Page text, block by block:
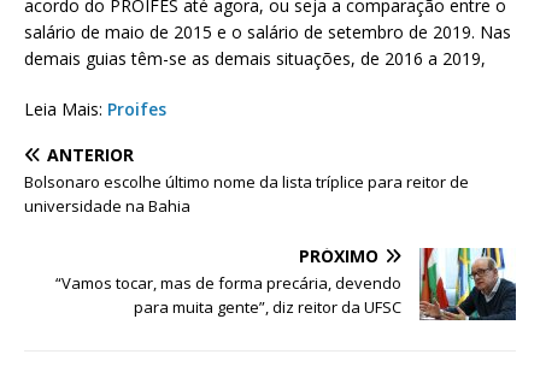
acordo do PROIFES até agora, ou seja a comparação entre o
salário de maio de 2015 e o salário de setembro de 2019. Nas
demais guias têm-se as demais situações, de 2016 a 2019,
Leia Mais: Proifes
ANTERIOR
Bolsonaro escolhe último nome da lista tríplice para reitor de
universidade na Bahia
PRÓXIMO
“Vamos tocar, mas de forma precária, devendo
para muita gente”, diz reitor da UFSC